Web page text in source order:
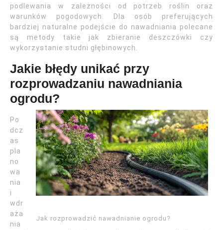
podlewania w zależności od potrzeb roślin oraz
warunków pogodowych. Dla osób preferujących
bardziej naturalne podejście do nawadniania polecane
są metody takie jak zbieranie deszczówki czy
wykorzystanie studni głębinowych.
Jakie błędy unikać przy
rozprowadzaniu nawadniania
ogrodu?
Jak rozprowadzić nawadnianie ogrodu?
Po
dcz
as
pla
no
wa
nia
i
wdr
aża
nia